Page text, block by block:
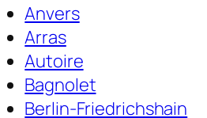
Anvers
Arras
Autoire
Bagnolet
Berlin-Friedrichshain